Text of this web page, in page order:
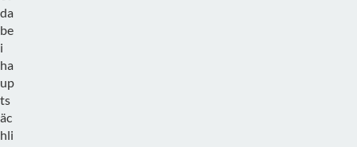
da
be
i
ha
up
ts
äc
hli